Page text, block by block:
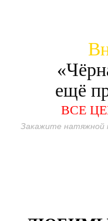
ещё
ВСЕ
Закажите натяжной